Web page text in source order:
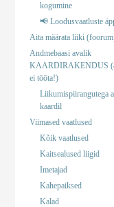
kogumine
📢 Loodusvaatluste
Aita määrata liiki
Andmebaasi avalik
KAARDIRAKENDUS
ei tööta!)
Liikumispiirangutega
kaardil
Viimased vaatlused
Kõik vaatlused
Kaitsealused liigid
Imetajad
Kahepaiksed
Kalad